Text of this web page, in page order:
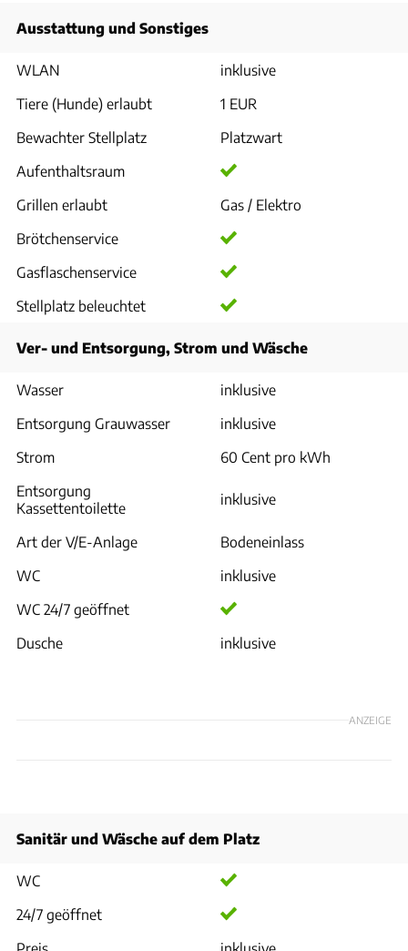
Ausstattung und Sonstiges
WLAN
inklusive
Tiere (Hunde) erlaubt
1 EUR
Bewachter Stellplatz
Platzwart
Aufenthaltsraum
Grillen erlaubt
Gas / Elektro
Brötchenservice
Gasflaschenservice
Stellplatz beleuchtet
Ver- und Entsorgung, Strom und Wäsche
Wasser
inklusive
Entsorgung Grauwasser
inklusive
Strom
60 Cent pro kWh
Entsorgung
Kassettentoilette
inklusive
Art der V/E-Anlage
Bodeneinlass
WC
inklusive
WC 24/7 geöffnet
Dusche
inklusive
ANZEIGE
Sanitär und Wäsche auf dem Platz
WC
24/7 geöffnet